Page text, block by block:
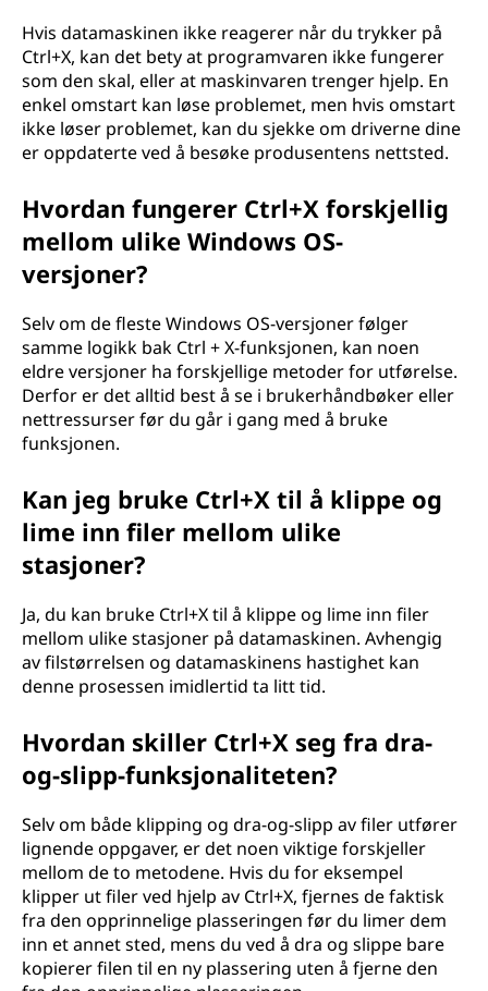
Hvis datamaskinen ikke reagerer når du trykker på
Ctrl+X, kan det bety at programvaren ikke fungerer
som den skal, eller at maskinvaren trenger hjelp. En
enkel omstart kan løse problemet, men hvis omstart
ikke løser problemet, kan du sjekke om driverne dine
er oppdaterte ved å besøke produsentens nettsted.
Hvordan fungerer Ctrl+X forskjellig
mellom ulike Windows OS-
versjoner?
Selv om de fleste Windows OS-versjoner følger
samme logikk bak Ctrl + X-funksjonen, kan noen
eldre versjoner ha forskjellige metoder for utførelse.
Derfor er det alltid best å se i brukerhåndbøker eller
nettressurser før du går i gang med å bruke
funksjonen.
Kan jeg bruke Ctrl+X til å klippe og
lime inn filer mellom ulike
stasjoner?
Ja, du kan bruke Ctrl+X til å klippe og lime inn filer
mellom ulike stasjoner på datamaskinen. Avhengig
av filstørrelsen og datamaskinens hastighet kan
denne prosessen imidlertid ta litt tid.
Hvordan skiller Ctrl+X seg fra dra-
og-slipp-funksjonaliteten?
Selv om både klipping og dra-og-slipp av filer utfører
lignende oppgaver, er det noen viktige forskjeller
mellom de to metodene. Hvis du for eksempel
klipper ut filer ved hjelp av Ctrl+X, fjernes de faktisk
fra den opprinnelige plasseringen før du limer dem
inn et annet sted, mens du ved å dra og slippe bare
kopierer filen til en ny plassering uten å fjerne den